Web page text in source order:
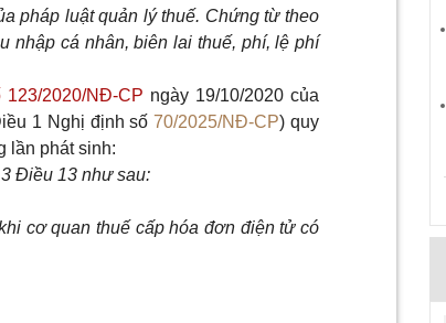
pháp luật quản lý thuế. Chứng từ theo
nhập cá nhân, biên lai thuế, phí, lệ phí
2020/NĐ-CP ngày 19/10/2020 của
1 Nghị định số70/2025/NĐ-CP) quy
lần phát sinh:
Điều 13 như sau:
cơ quan thuế cấp hóa đơn điện tử có